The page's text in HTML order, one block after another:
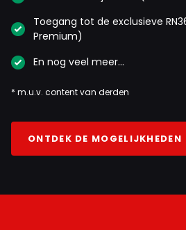
Toegang tot de exclusieve
Premium)
En nog veel meer…
* m.u.v. content van derden
ONTDEK DE MOGELIJKHEDEN